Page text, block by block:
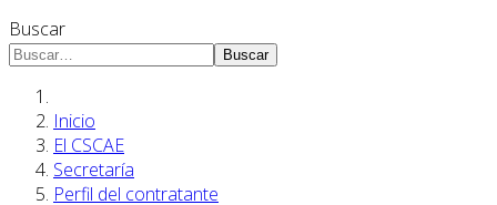
Buscar
Buscar
Inicio
El CSCAE
Secretaría
Perfil del contratante